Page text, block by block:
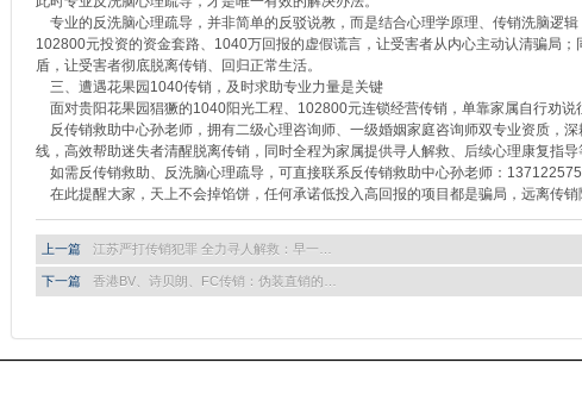
专业的反洗脑心理疏导，并非简单的反驳说教，而是结合心理学原理、传销洗脑逻
102800元投资的资金套路、1040万回报的虚假谎言，让受害者从内心主动认清骗局
盾，让受害者彻底脱离传销、回归正常生活。
三、遭遇花果园1040传销，及时求助专业力量是关键
面对贵阳花果园猖獗的1040阳光工程、102800元连锁经营传销，单靠家属自行劝
反传销救助中心孙老师，拥有二级心理咨询师、一级婚姻家庭咨询师双专业资质，
线，高效帮助迷失者清醒脱离传销，同时全程为家属提供寻人解救、后续心理康复指
如需反传销救助、反洗脑心理疏导，可直接联系反传销救助中心孙老师：
在此提醒大家，天上不会掉馅饼，任何承诺低投入高回报的项目都是骗局，远离传
上一篇 江苏严打传销犯罪 全力寻人解救：早一…
下一篇 香港BV、诗贝朗、FC传销：伪装直销的…